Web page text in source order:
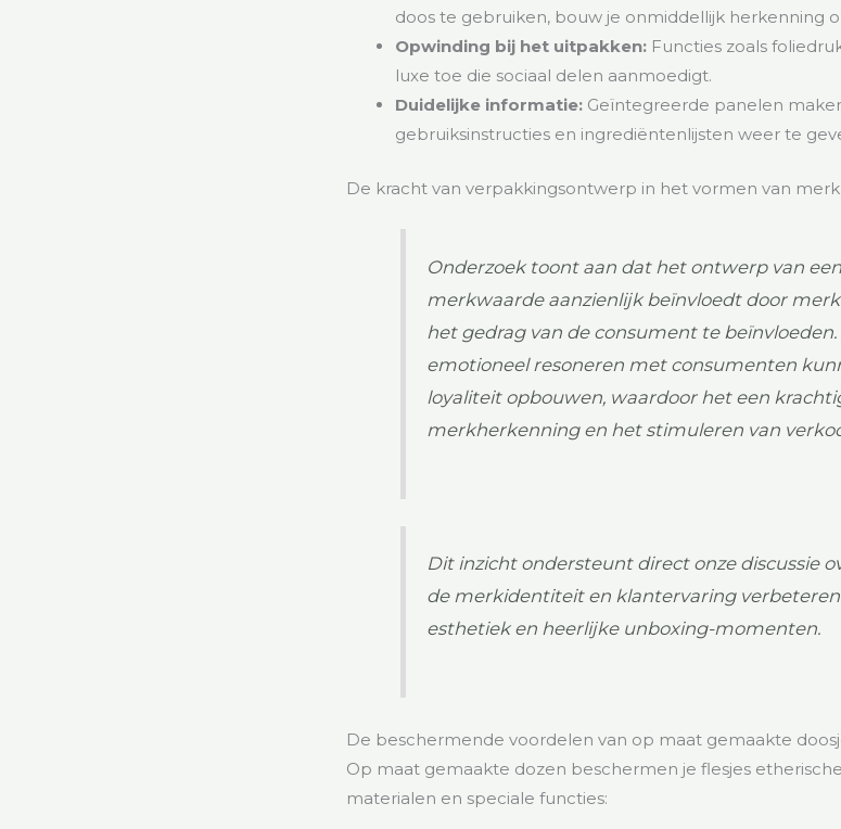
doos te gebruiken, bouw je onmiddellijk herkenning
Opwinding bij het uitpakken: Functies zoals
luxe toe die sociaal delen aanmoedigt.
Duidelijke informatie: Geïntegreerde panelen
gebruiksinstructies en ingrediëntenlijsten weer te
De kracht van verpakkingsontwerp in het vormen van
Onderzoek toont aan dat het ontwerp van
merkwaarde aanzienlijk beïnvloedt door
het gedrag van de consument te
emotioneel resoneren met consumenten
loyaliteit opbouwen, waardoor het een
merkherkenning en het stimuleren van
Dit inzicht ondersteunt direct onze discussie
de merkidentiteit en klantervaring
esthetiek en heerlijke unboxing-momenten.
De beschermende voordelen van op maat gemaakte
Op maat gemaakte dozen beschermen je flesjes
materialen en speciale functies: